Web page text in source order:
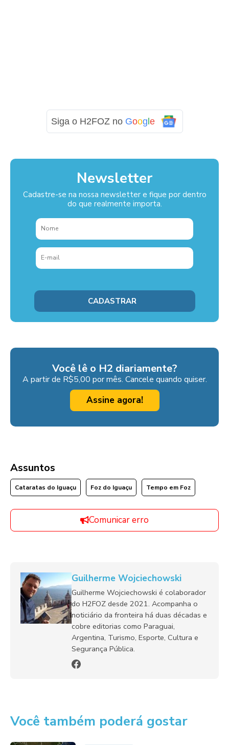
Siga o H2FOZ no Goog e
Newsletter
Cadastre-se na nossa newsletter e fique por dentro
do que realmente importa.
Você lê o H2 diariamente?
A partir de R$5,00 por mês. Cancele quando quiser.
Assine agora!
Assuntos
Cataratas do Iguaçu Foz do Iguaçu Tempo em Foz
Comunicar erro
Guilherme Wojciechowski
Guilherme Wojciechowski é colaborador
do H2FOZ desde 2021. Acompanha o
noticiário da fronteira há duas décadas e
cobre editorias como Paraguai,
Argentina, Turismo, Esporte, Cultura e
Segurança Pública.
Você também poderá gostar